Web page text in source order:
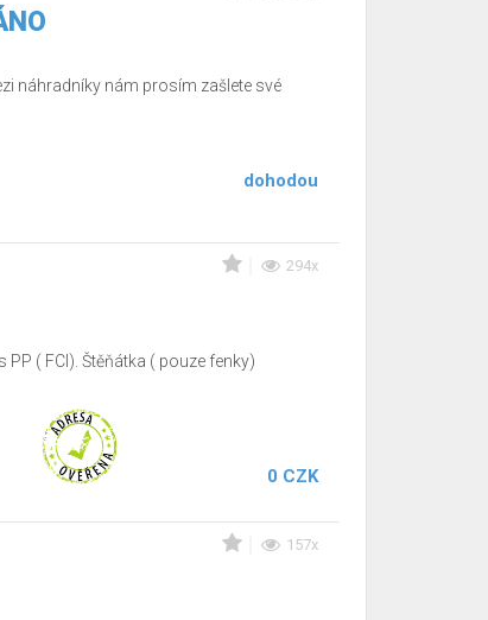
náhradníky nám prosím zašlete své
dohodou
294x
( FCI). Štěňátka ( pouze fenky)
0 CZK
157x